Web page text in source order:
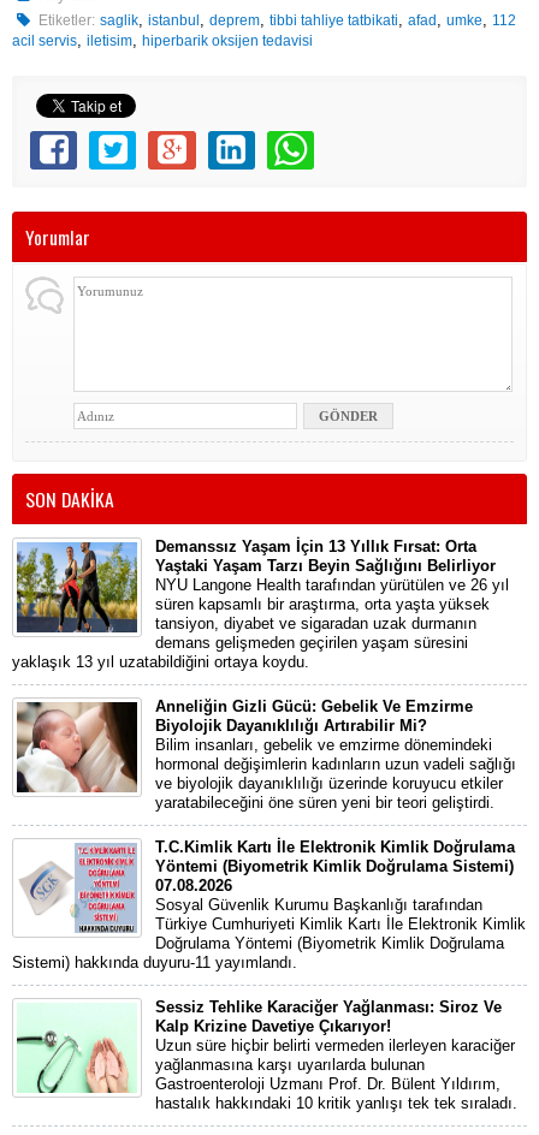
Etiketler: saglik,istanbul ,deprem,tibbi tahliye tatbikati,afad ,umke, 112
acil servis, iletisim, hiperbarik oksijen tedavisi
Yorumlar
SON DAKİKA
Demanssız Yaşam İçin 13 Yıllık Fırsat: Orta
Yaştaki Yaşam Tarzı Beyin Sağlığını Belirliyor
NYU Langone Health tarafından yürütülen ve 26 yıl
süren kapsamlı bir araştırma, orta yaşta yüksek
tansiyon, diyabet ve sigaradan uzak durmanın
demans gelişmeden geçirilen yaşam süresini
yaklaşık 13 yıl uzatabildiğini ortaya koydu.
Anneliğin Gizli Gücü: Gebelik Ve Emzirme
Biyolojik Dayanıklılığı Artırabilir Mi?
Bilim insanları, gebelik ve emzirme dönemindeki
hormonal değişimlerin kadınların uzun vadeli sağlığı
ve biyolojik dayanıklılığı üzerinde koruyucu etkiler
yaratabileceğini öne süren yeni bir teori geliştirdi.
T.C.Kimlik Kartı İle Elektronik Kimlik Doğrulama
Yöntemi (Biyometrik Kimlik Doğrulama Sistemi)
07.08.2026
Sosyal Güvenlik Kurumu Başkanlığı tarafından
Türkiye Cumhuriyeti Kimlik Kartı İle Elektronik Kimlik
Doğrulama Yöntemi (Biyometrik Kimlik Doğrulama
Sistemi) hakkında duyuru-11 yayımlandı.
Sessiz Tehlike Karaciğer Yağlanması: Siroz Ve
Kalp Krizine Davetiye Çıkarıyor!
Uzun süre hiçbir belirti vermeden ilerleyen karaciğer
yağlanmasına karşı uyarılarda bulunan
Gastroenteroloji Uzmanı Prof. Dr. Bülent Yıldırım,
hastalık hakkındaki 10 kritik yanlışı tek tek sıraladı.